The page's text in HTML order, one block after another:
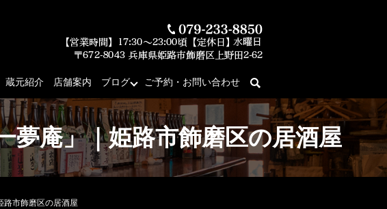
蔵元紹介 店舗案内 ブログ ご予約・お問い合わせ
夢庵」｜姫路市飾磨区の居酒屋
路市飾磨区の居酒屋